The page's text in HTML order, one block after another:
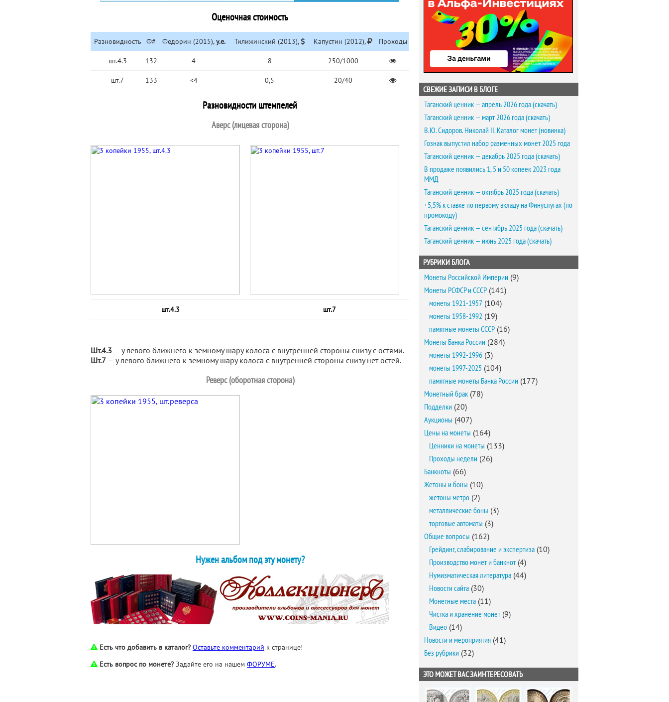
Оценочная стоимость
Разновидность Ф# Федорин (2015),у.е. Тилижинский (2013), Капустин (2012), Проходы
шт.4.3 132 4 8 250/1000
шт.7 133 <4 0,5 20/40
Разновидности штемпелей
Аверс (лицевая сторона)
шт.4.3 шт.7
Шт.4.3 — у левого ближнего к земному шару колоса с внутренней стороны снизу с остями.
Шт.7 — у левого ближнего к земному шару колоса с внутренней стороны снизу нет остей.
Реверс (оборотная сторона)
Нужен альбом под эту монету?
Есть что добавить в каталог? Оставьте комментарий к странице!
Есть вопрос по монете? Задайте его на нашем ФОРУМЕ.
СВЕЖИЕ ЗАПИСИ В БЛОГЕ
Таганский ценник — апрель 2026 года (скачать)
Таганский ценник — март 2026 года (скачать)
В.Ю. Сидоров. Николай II. Каталог монет (новинка)
Гознак выпустил набор разменных монет 2025 года
Таганский ценник — декабрь 2025 года (скачать)
В продаже появились 1, 5 и 50 копеек 2023 года
ММД
Таганский ценник — октябрь 2025 года (скачать)
+5,5% к ставке по первому вкладу на Финуслугах (по
промокоду)
Таганский ценник — сентябрь 2025 года (скачать)
Таганский ценник — июнь 2025 года (скачать)
РУБРИКИ БЛОГА
Монеты Российской Империи (9)
Монеты РСФСР и СССР (141)
монеты 1921-1957 (104)
монеты 1958-1992 (19)
памятные монеты СССР (16)
Монеты Банка России (284)
монеты 1992-1996 (3)
монеты 1997-2025 (104)
памятные монеты Банка России (177)
Монетный брак (78)
Подделки (20)
Аукционы (407)
Цены на монеты (164)
Ценники на монеты (133)
Проходы недели (26)
Банкноты (66)
Жетоны и боны (10)
жетоны метро (2)
металлические боны (3)
торговые автоматы (3)
Общие вопросы (162)
Грейдинг, слабирование и экспертиза (10)
Производство монет и банкнот(4)
Нумизматическая литература (44)
Новости сайта (30)
Монетные места (11)
Чистка и хранение монет(9)
Видео (14)
Новости и мероприятия (41)
Без рубрики (32)
ЭТО МОЖЕТ ВАС ЗАИНТЕРЕСОВАТЬ